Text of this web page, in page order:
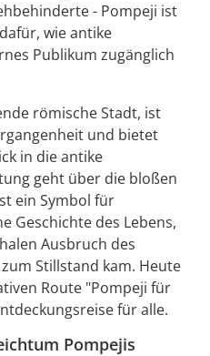
- Pompeji ist
wie antike
Publikum zugänglich
römische Stadt, ist
und bietet
in die antike
geht über die bloßen
ein Symbol für
Geschichte des Lebens,
Ausbruch des
Stillstand kam. Heute
Route "Pompeji für
für alle.
Pompejis